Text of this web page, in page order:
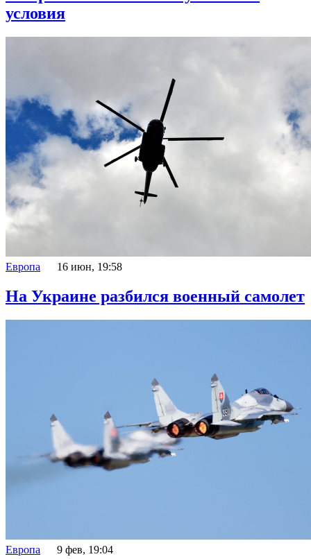
условия
Европа 16 июн, 19:58
На Украине разбился военный самолет
Европа 9 фев, 19:04